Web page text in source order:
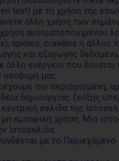
text) με τη χρήση της
άλλη χρήση των
αυτοματοποιημένου
spiders, crawlers ή άλλου
και εξαγωγής
άλλη ενέργεια που δύναται
υποδομή μας
την περιορισμένη,
δημιουργίας ζεύξης
σελίδα της
εμπορική χρήση. Μία
Ιστοσελίδα:
με το